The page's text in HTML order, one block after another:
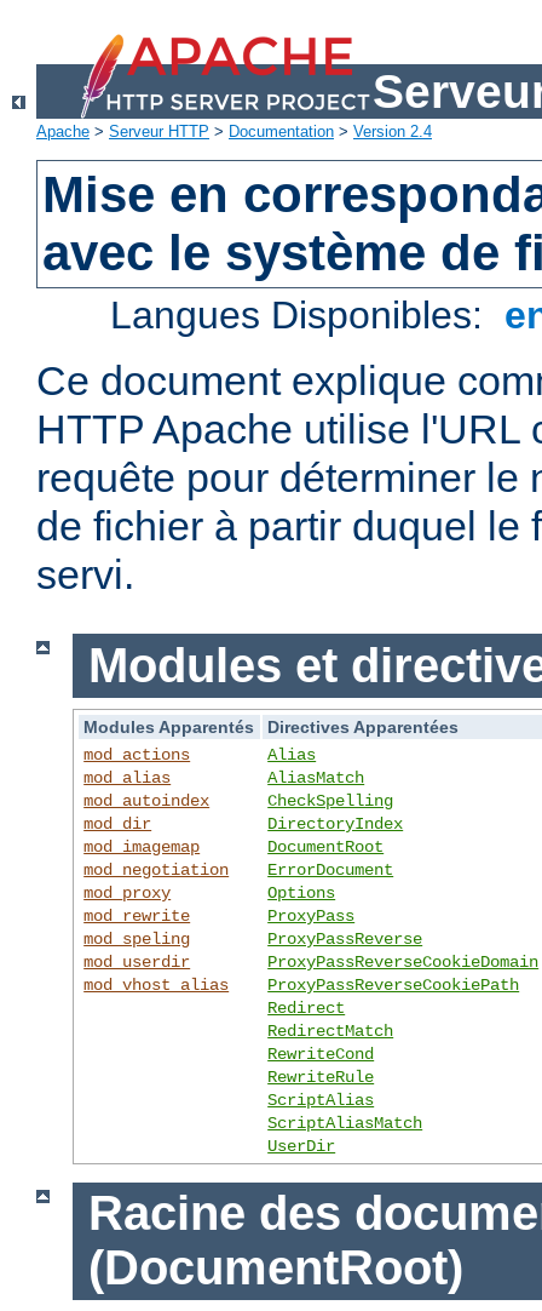
Apache > Serveur HTTP > Documentation > Version 2.4
Mise en
avec le système de
Langues Disponibles:
Ce document explique
HTTP Apache utilise l'URL
requête pour déterminer le
de fichier à partir duquel le
servi.
Modules et
Modules Apparentés
Directives Apparentées
mod_actions
mod_alias
mod_autoindex
mod_dir
mod_imagemap
mod_negotiation
mod_proxy
mod_rewrite
mod_speling
mod_userdir
mod_vhost_alias
Alias
AliasMatch
CheckSpelling
DirectoryIndex
DocumentRoot
ErrorDocument
Options
ProxyPass
ProxyPassReverse
ProxyPassReverseCookieDomain
ProxyPassReverseCookiePath
Redirect
RedirectMatch
RewriteCond
RewriteRule
ScriptAlias
ScriptAliasMatch
UserDir
Racine des
(DocumentRoot)